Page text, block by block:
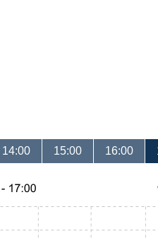
14:00 15:00 16:00